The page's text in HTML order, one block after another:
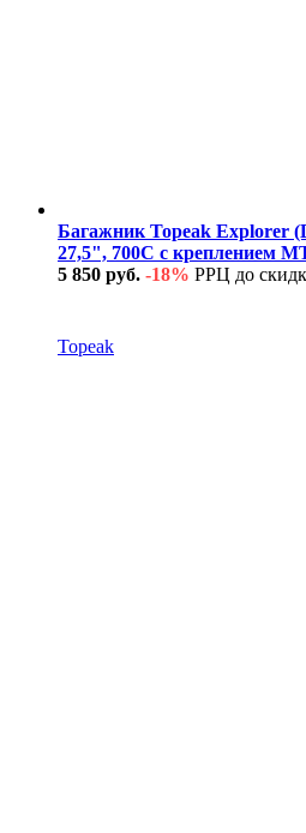
Багажник Topeak Explorer
27,5", 700C с креплением
5 850 руб. -18% РРЦ до
Topeak